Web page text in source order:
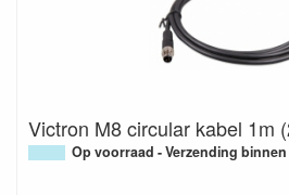
Victron M8 circular kabel 1m
Op voorraad - Verzending